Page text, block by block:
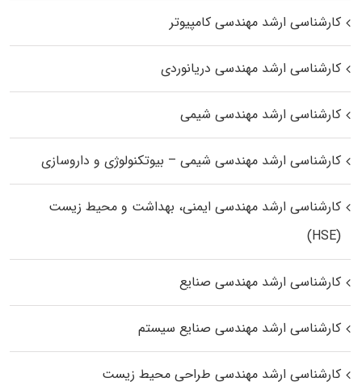
کارشناسی ارشد مهندسی کامپیوتر
کارشناسی ارشد مهندسی دریانوردی
کارشناسی ارشد مهندسی شیمی
کارشناسی ارشد مهندسی شیمی – بیوتکنولوژی و داروسازی
کارشناسی ارشد مهندسی ایمنی، بهداشت و محیط زیست
(HSE)
کارشناسی ارشد مهندسی صنایع
کارشناسی ارشد مهندسی صنایع سیستم
کارشناسی ارشد مهندسی طراحی محیط زیست